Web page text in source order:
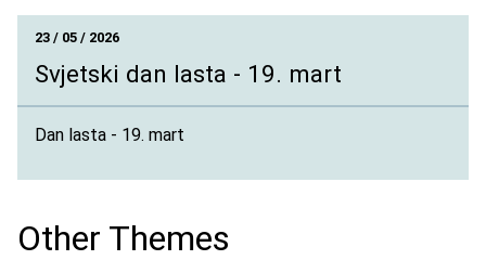
23 / 05 / 2026
Svjetski dan lasta - 19. mart
Dan lasta - 19. mart
Other Themes